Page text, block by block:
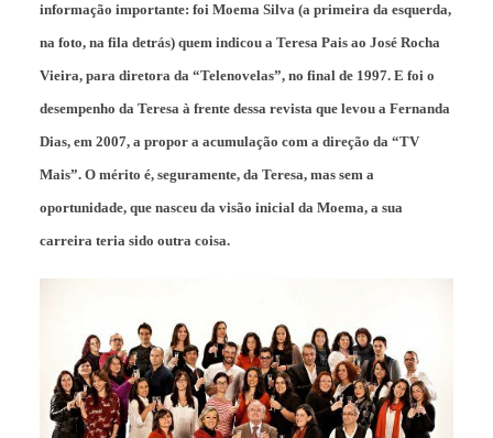
informação importante: foi Moema Silva (a primeira da esquerda,
na foto, na fila detrás) quem indicou a Teresa Pais ao José Rocha
Vieira, para diretora da “Telenovelas”, no final de 1997. E foi o
desempenho da Teresa à frente dessa revista que levou a Fernanda
Dias, em 2007, a propor a acumulação com a direção da “TV
Mais”. O mérito é, seguramente, da Teresa, mas sem a
oportunidade, que nasceu da visão inicial da Moema, a sua
carreira teria sido outra coisa.